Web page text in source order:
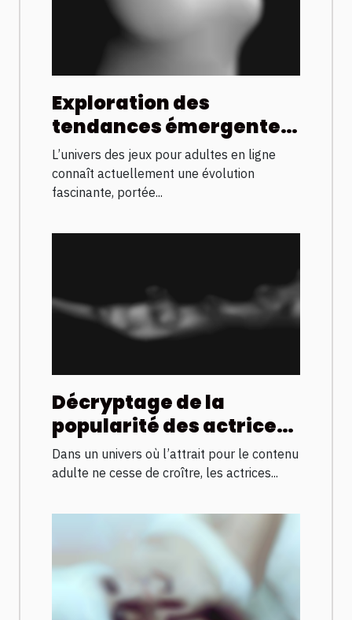
Exploration des
tendances émergentes
dans les jeux pour
adultes en ligne
L’univers des jeux pour adultes en ligne
connaît actuellement une évolution
fascinante, portée...
Décryptage de la
popularité des actrices
françaises dans
l'industrie adulte
Dans un univers où l’attrait pour le contenu
adulte ne cesse de croître, les actrices...